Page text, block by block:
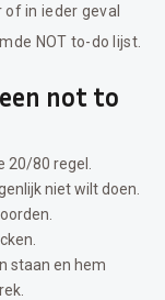
in ieder geval
NOT to-do lijst.
not to
80 regel.
niet wilt doen.
staan en hem